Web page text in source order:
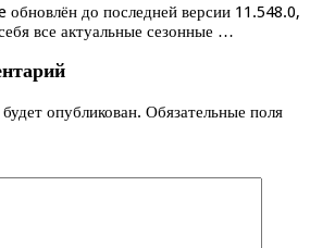
обновлён до последней версии 11.548.0,
все актуальные сезонные …
опубликован. Обязательные поля